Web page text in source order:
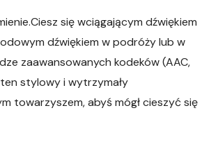
się wciągającym dźwiękiem
dźwiękiem w podróży lub w
zaawansowanych kodeków (AAC,
stylowy i wytrzymały
towarzyszem, abyś mógł cieszyć się